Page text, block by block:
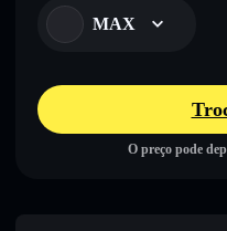
MAX
O preço pode